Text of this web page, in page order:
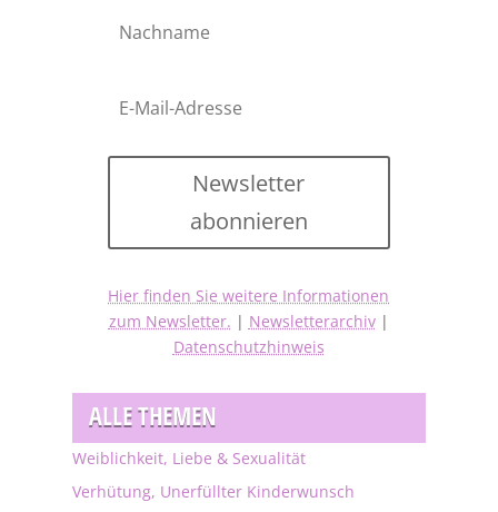
Newsletter
abonnieren
Hier finden Sie weitere Informationen
zum Newsletter. | Newsletterarchiv|
Datenschutzhinweis
ALLE THEMEN
Weiblichkeit, Liebe & Sexualität
Verhütung, Unerfüllter Kinderwunsch